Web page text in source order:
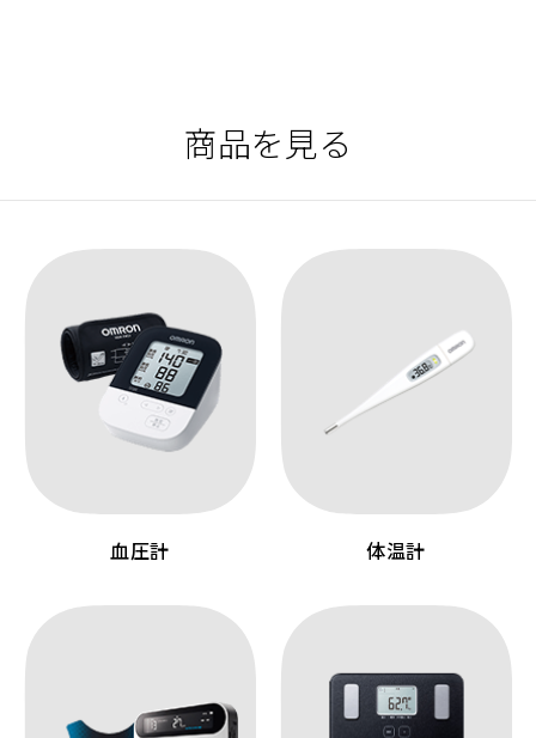
商品を見る
血圧計 体温計